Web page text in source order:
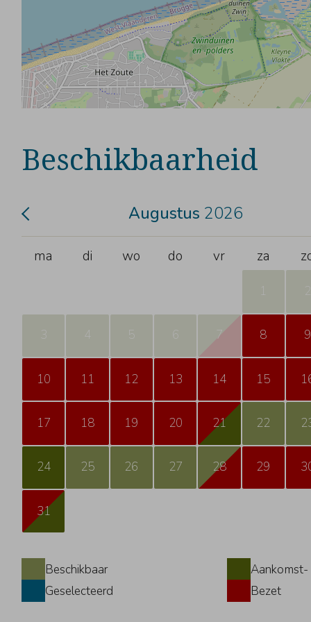
Beschikbaarheid
Augustus 2026
ma di wo do vr za
1 2
3 4 5 6 7 8 9
10 11 12 13 14 15
17 18 19 20 21 22
24 25 26 27 28 29
31
Beschikbaar
Aankomst-
Geselecteerd
Bezet